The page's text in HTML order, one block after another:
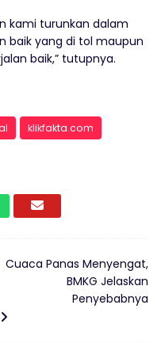
kami turunkan dalam
baik yang di tol maupun
baik,” tutupnya.
klikfakta.com
Cuaca Panas Menyengat,
BMKG Jelaskan
Penyebabnya